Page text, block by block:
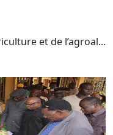
et de l’agroal...